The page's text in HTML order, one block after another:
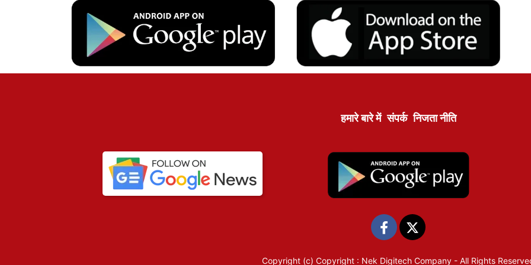
हमारे बारे में संपर्क निजता नीति
Copyright (c) Copyright : Nek Digitech Company - All Rights